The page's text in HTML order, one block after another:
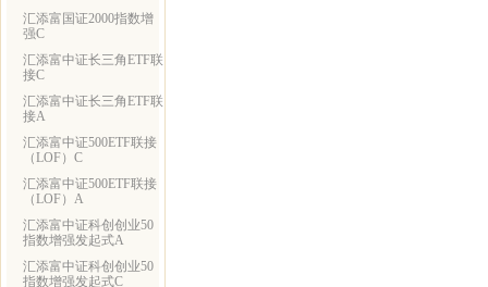
汇添富国证2000指数增
强C
汇添富中证长三角ETF联
接C
汇添富中证长三角ETF联
接A
汇添富中证500ETF联接
（LOF）C
汇添富中证500ETF联接
（LOF）A
汇添富中证科创创业50
指数增强发起式A
汇添富中证科创创业50
指数增强发起式C